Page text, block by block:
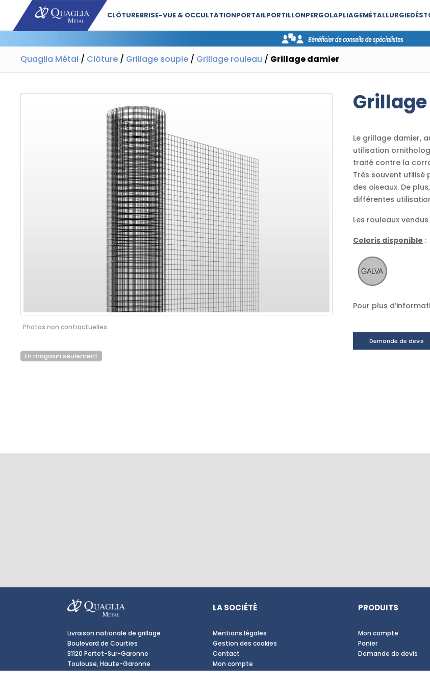
CLÔTUREBRISE-VUE & OCCULTATIONPORTAILPORTILLONPERGOLAPLIAGEMÉTALLURGIE
Quaglia Métal / Clôture / Grillage souple / Grillage rouleau / Grillage damier
Photos non contractuelles
En magasin seulement
Le grillage damier,
utilisation
traité contre la
Très souvent utilisé
des oiseaux. De
différentes
Les rouleaux
Coloris disponible :
Pour plus
Demande de devis
Livraison nationale de grillage
Boulevard de Courties
31120 Portet-Sur-Garonne
Toulouse, Haute-Garonne
LA SOCIÉTÉ
Mentions légales
Gestion des cookies
Contact
Mon compte
PRODUITS
Mon compte
Panier
Demande de devis